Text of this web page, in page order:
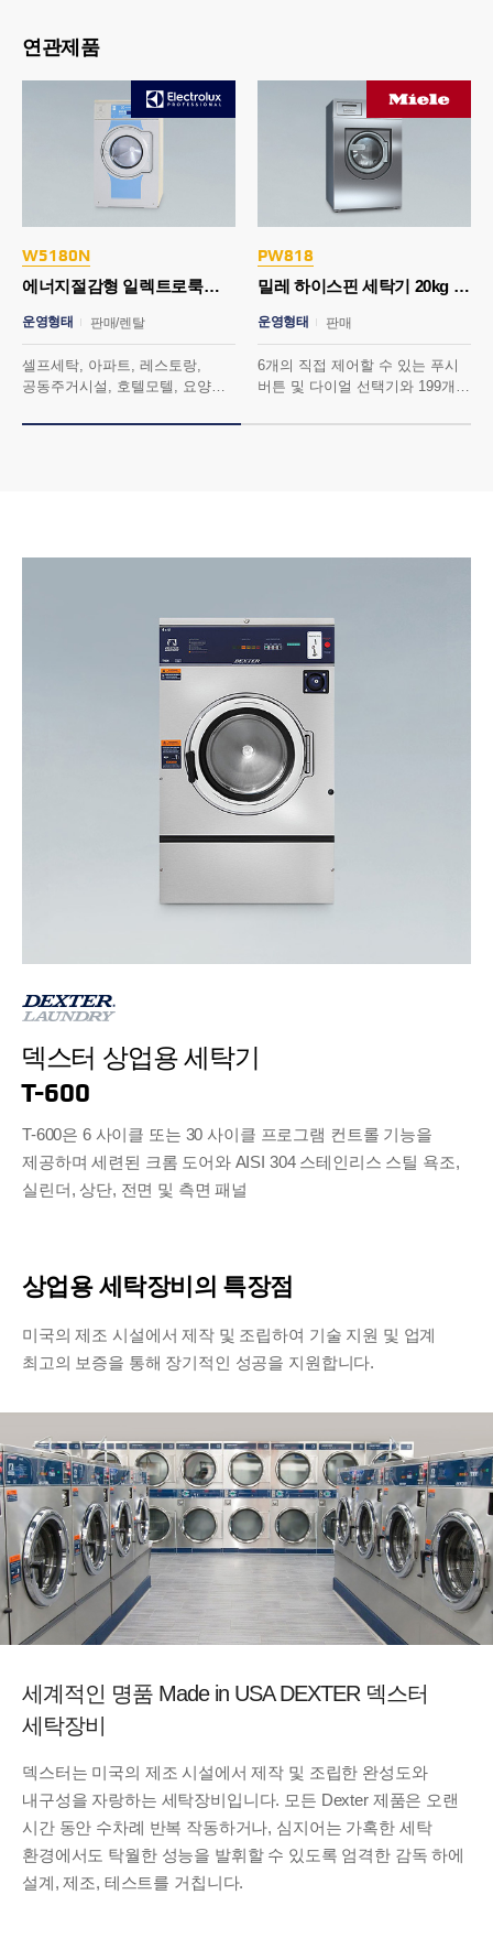
연관제품
W5180N
에너지절감형 일렉트로룩스 세탁기 20kg
운영형태 판매/렌탈
셀프세탁, 아파트, 레스토랑,
공동주거시설, 호텔모텔, 요양원,
범용/VFD장치로 최적의 세탁과
PW818
밀레 하이스핀 세탁기 20kg (웻클리닝)
운영형태 판매
6개의 직접 제어할 수 있는 푸시
버튼 및 다이얼 선택기와 199개의
프로그래밍 가능한 제어 장치를
덱스터 상업용 세탁기
T-600
T-600은 6 사이클 또는 30 사이클 프로그램 컨트롤 기능을
제공하며 세련된 크롬 도어와 AISI 304 스테인리스 스틸 욕조,
실린더, 상단, 전면 및 측면 패널
상업용 세탁장비의 특장점
미국의 제조 시설에서 제작 및 조립하여 기술 지원 및 업계
최고의 보증을 통해 장기적인 성공을 지원합니다.
세계적인 명품 Made in USA DEXTER 덱스터
세탁장비
덱스터는 미국의 제조 시설에서 제작 및 조립한 완성도와
내구성을 자랑하는 세탁장비입니다. 모든 Dexter 제품은 오랜
시간 동안 수차례 반복 작동하거나, 심지어는 가혹한 세탁
환경에서도 탁월한 성능을 발휘할 수 있도록 엄격한 감독 하에
설계, 제조, 테스트를 거칩니다.